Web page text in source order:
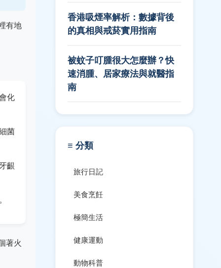
有地
化
菌
齦
著火
香港吸煙率解析：數據背後
的真相與戒菸實用指南
被蚊子叮腫很大怎麼辦？快
速消腫、居家療法與就醫指
南
≡ 分類
旅行日記
美食烹飪
極簡生活
健康運動
動物科普